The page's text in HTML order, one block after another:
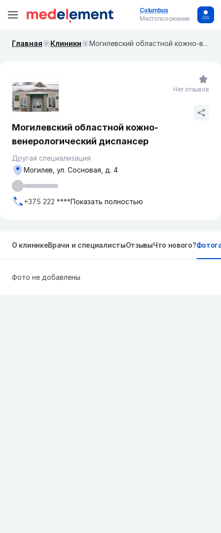
Columbus
Местоположение
Главная Клиники Могилевский областной кожно-венерологический диспансер
Могилевский областной кожно-
венерологический диспансер
Другая специализация
Могилев, ул. Сосновая, д. 4
+375 222 ****Показать полностью
Нет отзывов
О клиникеВрачи и специалистыОтзывыЧто нового?
Фото не добавлены